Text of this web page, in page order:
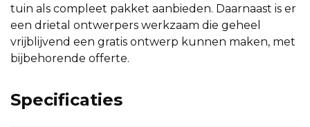
tuin als compleet pakket aanbieden. Daarnaast is er
een drietal ontwerpers werkzaam die geheel
vrijblijvend een gratis ontwerp kunnen maken, met
bijbehorende offerte.
Specificaties